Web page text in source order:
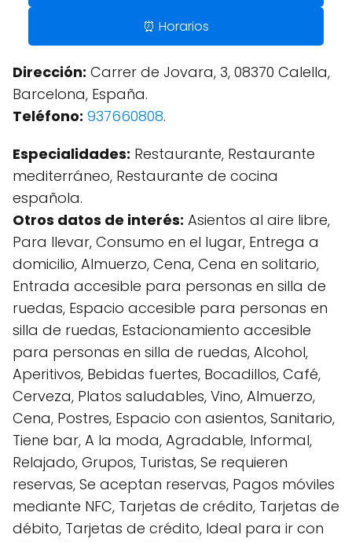
⏰ Horarios
Dirección: Carrer de Jovara, 3, 08370 Calella,
Barcelona, España.
Teléfono: 937660808.
Especialidades: Restaurante, Restaurante
mediterráneo, Restaurante de cocina
española.
Otros datos de interés: Asientos al aire libre,
Para llevar, Consumo en el lugar, Entrega a
domicilio, Almuerzo, Cena, Cena en solitario,
Entrada accesible para personas en silla de
ruedas, Espacio accesible para personas en
silla de ruedas, Estacionamiento accesible
para personas en silla de ruedas, Alcohol,
Aperitivos, Bebidas fuertes, Bocadillos, Café,
Cerveza, Platos saludables, Vino, Almuerzo,
Cena, Postres, Espacio con asientos, Sanitario,
Tiene bar, A la moda, Agradable, Informal,
Relajado, Grupos, Turistas, Se requieren
reservas, Se aceptan reservas, Pagos móviles
mediante NFC, Tarjetas de crédito, Tarjetas de
débito, Tarjetas de crédito, Ideal para ir con